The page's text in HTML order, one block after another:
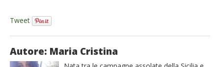
Tweet
Autore: Maria Cristina